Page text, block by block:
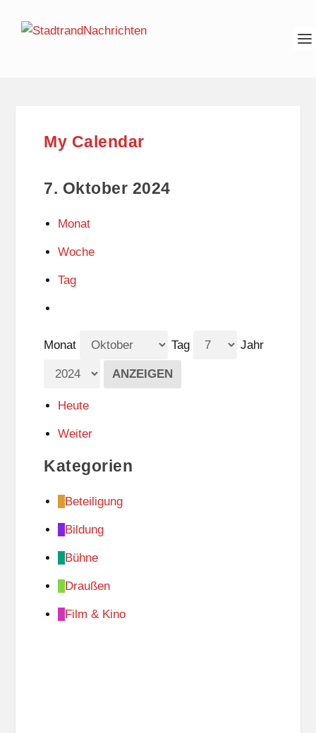
My Calendar
7. Oktober 2024
Monat
Woche
Tag
Monat Tag Jahr
Heute
Weiter
Kategorien
Beteiligung
Bildung
Bühne
Draußen
Film & Kino